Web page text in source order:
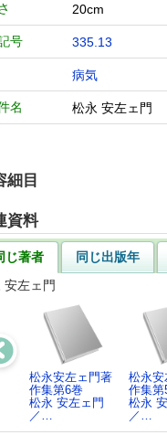
20cm
号 335.13
病気
名 松永 安左ェ門
細目
資料
じ著者 同じ出版年
安左ェ門
松永安左ェ門著
作集第6巻
松永 安左ェ門
／…
松永安
作集第
松永
／…